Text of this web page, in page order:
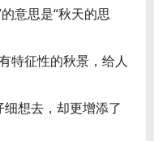
意思是“秋天的思
特征性的秋景，给人
细想去，却更增添了